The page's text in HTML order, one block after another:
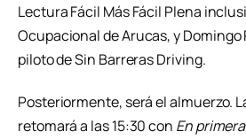
Lectura Fácil Más Fácil Plena
Ocupacional de Arucas, y
piloto de Sin Barreras Driving.
Posteriormente, será el almuerzo.
retomará a las 15:30 con En